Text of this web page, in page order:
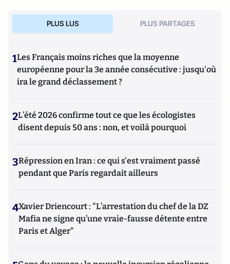
PLUS LUS PLUS PARTAGES
1Les Français moins riches que la moyenne
européenne pour la 3e année consécutive : jusqu'où
ira le grand déclassement ?
2L’été 2026 confirme tout ce que les écologistes
disent depuis 50 ans : non, et voilà pourquoi
3Répression en Iran : ce qui s'est vraiment passé
pendant que Paris regardait ailleurs
4Xavier Driencourt : "L’arrestation du chef de la DZ
Mafia ne signe qu’une vraie-fausse détente entre
Paris et Alger"